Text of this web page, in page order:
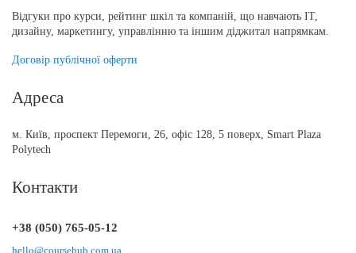
Відгуки про курси, рейтинг шкіл та компаній, що навчають IT,
дизайну, маркетингу, управлінню та іншим діджитал напрямкам.
Договір публічної оферти
Адреса
м. Київ, проспект Перемоги, 26, офіс 128, 5 поверх, Smart Plaza
Polytech
Контакти
+38 (050) 765-05-12
hello@coursehub.com.ua